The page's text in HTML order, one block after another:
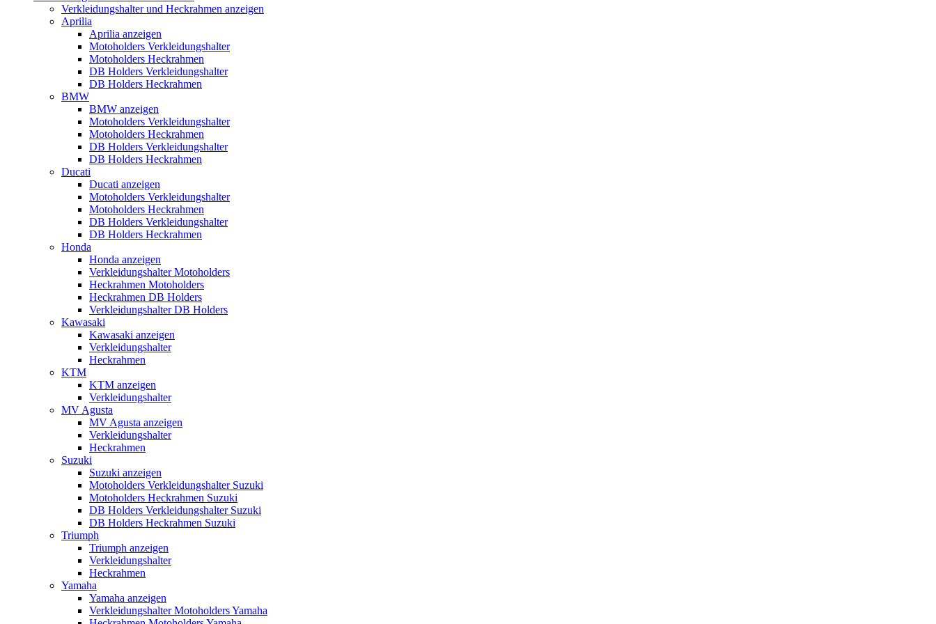
Verkleidungshalter und Heckrahmen anzeigen
Aprilia
Aprilia anzeigen
Motoholders Verkleidungshalter
Motoholders Heckrahmen
DB Holders Verkleidungshalter
DB Holders Heckrahmen
BMW
BMW anzeigen
Motoholders Verkleidungshalter
Motoholders Heckrahmen
DB Holders Verkleidungshalter
DB Holders Heckrahmen
Ducati
Ducati anzeigen
Motoholders Verkleidungshalter
Motoholders Heckrahmen
DB Holders Verkleidungshalter
DB Holders Heckrahmen
Honda
Honda anzeigen
Verkleidungshalter Motoholders
Heckrahmen Motoholders
Heckrahmen DB Holders
Verkleidungshalter DB Holders
Kawasaki
Kawasaki anzeigen
Verkleidungshalter
Heckrahmen
KTM
KTM anzeigen
Verkleidungshalter
MV Agusta
MV Agusta anzeigen
Verkleidungshalter
Heckrahmen
Suzuki
Suzuki anzeigen
Motoholders Verkleidungshalter Suzuki
Motoholders Heckrahmen Suzuki
DB Holders Verkleidungshalter Suzuki
DB Holders Heckrahmen Suzuki
Triumph
Triumph anzeigen
Verkleidungshalter
Heckrahmen
Yamaha
Yamaha anzeigen
Verkleidungshalter Motoholders Yamaha